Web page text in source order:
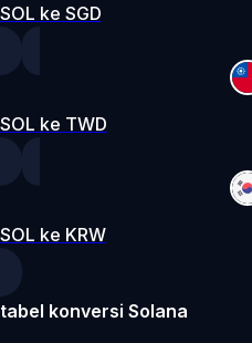
SOL ke SGD
SOL ke TWD
SOL ke KRW
tabel konversi Solana